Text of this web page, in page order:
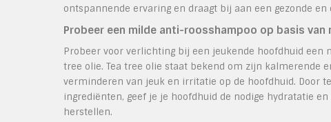
ontspannende ervaring en draagt bij aan een gezonde en
Probeer een milde anti-roosshampoo op basis
Probeer voor verlichting bij een jeukende hoofdhuid
tree olie. Tea tree olie staat bekend om zijn kalmerende
verminderen van jeuk en irritatie op de hoofdhuid. Door
ingrediënten, geef je je hoofdhuid de nodige hydratatie
herstellen.